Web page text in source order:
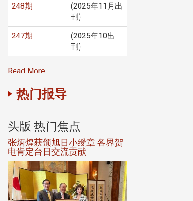
248期
(2025年11月出
刊)
247期
(2025年10出
刊)
Read More
热门报导
头版 热门焦点
张炳煌获颁旭日小绶章 各界贺
电肯定台日交流贡献